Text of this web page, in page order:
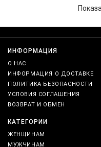
ИНФОРМАЦИЯ
О НАС
ИНФОРМАЦИЯ О ДОСТАВКЕ
ПОЛИТИКА БЕЗОПАСНОСТИ
УСЛОВИЯ СОГЛАШЕНИЯ
ВОЗВРАТ И ОБМЕН
КАТЕГОРИИ
ЖЕНЩИНАМ
МУЖЧИНАМ